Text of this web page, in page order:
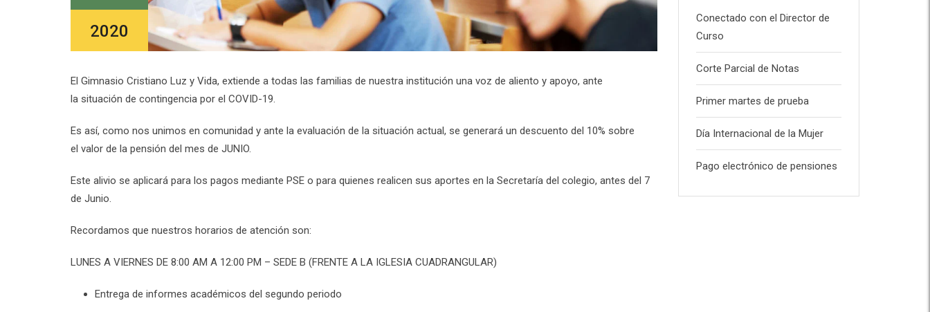
2020
El Gimnasio Cristiano Luz y Vida, extiende a todas las familias de nuestra institución una voz de aliento y apoyo, ante
la situación de contingencia por el COVID-19.
Es así, como nos unimos en comunidad y ante la evaluación de la situación actual, se generará un descuento del 10% sobre
el valor de la pensión del mes de JUNIO.
Este alivio se aplicará para los pagos mediante PSE o para quienes realicen sus aportes en la Secretaría del colegio, antes del 7
de Junio.
Recordamos que nuestros horarios de atención son:
LUNES A VIERNES DE 8:00 AM A 12:00 PM – SEDE B (FRENTE A LA IGLESIA CUADRANGULAR)
Entrega de informes académicos del segundo periodo
Conectado con el Director de
Curso
Corte Parcial de Notas
Primer martes de prueba
Día Internacional de la Mujer
Pago electrónico de pensiones